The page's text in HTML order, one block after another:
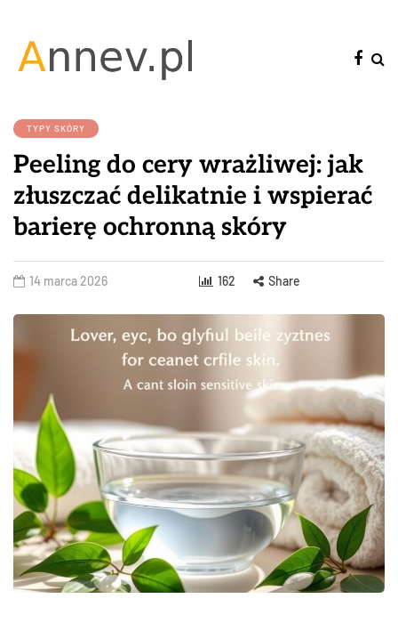
TYPY SKÓRY
Peeling do cery wrażliwej: jak
złuszczać delikatnie i wspierać
barierę ochronną skóry
14 marca 2026 162 Share